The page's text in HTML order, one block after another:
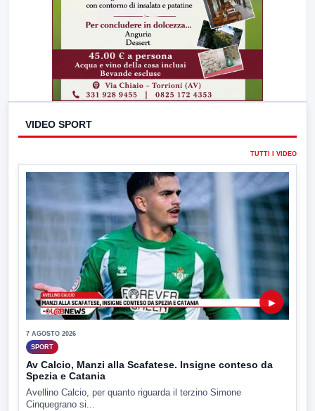
VIDEO SPORT
TUTTI I VIDEO
▶
7 AGOSTO 2026
SPORT
Av Calcio, Manzi alla Scafatese. Insigne conteso da
Spezia e Catania
Avellino Calcio, per quanto riguarda il terzino Simone
Cinquegrano si...